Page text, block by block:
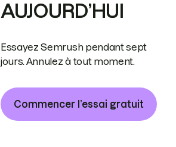
AUJOURD’HUI
Essayez Semrush pendant sept
jours. Annulez à tout moment.
Commencer l’essai gratuit